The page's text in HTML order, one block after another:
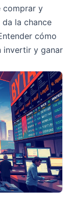
comprar y
la chance
cómo
invertir y ganar